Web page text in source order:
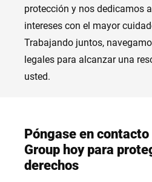
protección y nos dedicamos
intereses con el mayor
Trabajando juntos,
legales para alcanzar una
usted.
Póngase en
Group hoy para
derechos